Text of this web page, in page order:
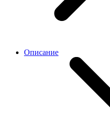
Описание